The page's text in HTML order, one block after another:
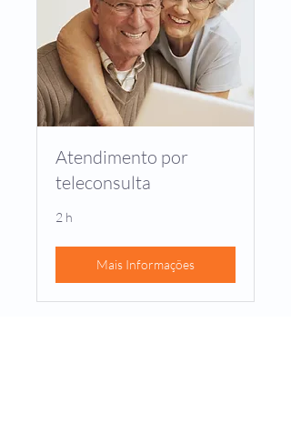
Atendimento por
teleconsulta
2 h
Mais Informações